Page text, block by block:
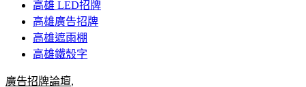
高雄 LED招牌
高雄廣告招牌
高雄遮雨棚
高雄鐵殼字
廣告招牌論壇,